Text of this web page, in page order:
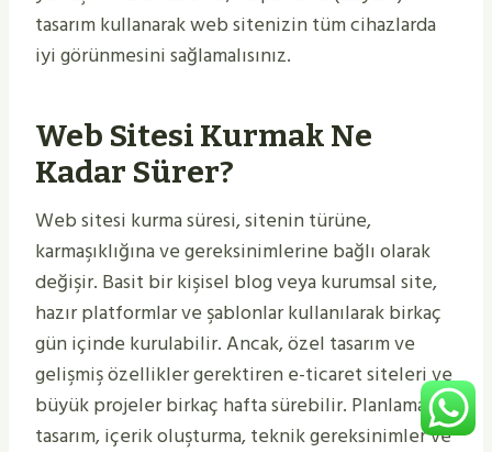
tasarım kullanarak web sitenizin tüm cihazlarda
iyi görünmesini sağlamalısınız.
Web Sitesi Kurmak Ne
Kadar Sürer?
Web sitesi kurma süresi, sitenin türüne,
karmaşıklığına ve gereksinimlerine bağlı olarak
değişir. Basit bir kişisel blog veya kurumsal site,
hazır platformlar ve şablonlar kullanılarak birkaç
gün içinde kurulabilir. Ancak, özel tasarım ve
gelişmiş özellikler gerektiren e-ticaret siteleri ve
büyük projeler birkaç hafta sürebilir. Planlama,
tasarım, içerik oluşturma, teknik gereksinimler ve